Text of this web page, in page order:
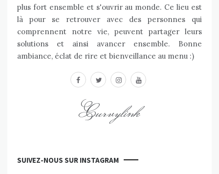
plus fort ensemble et s'ouvrir au monde. Ce lieu est
là pour se retrouver avec des personnes qui
comprennent notre vie, peuvent partager leurs
solutions et ainsi avancer ensemble. Bonne
ambiance, éclat de rire et bienveillance au menu :)
facebooktwitterinstagram
youtube
Curvylink
SUIVEZ-NOUS SUR INSTAGRAM